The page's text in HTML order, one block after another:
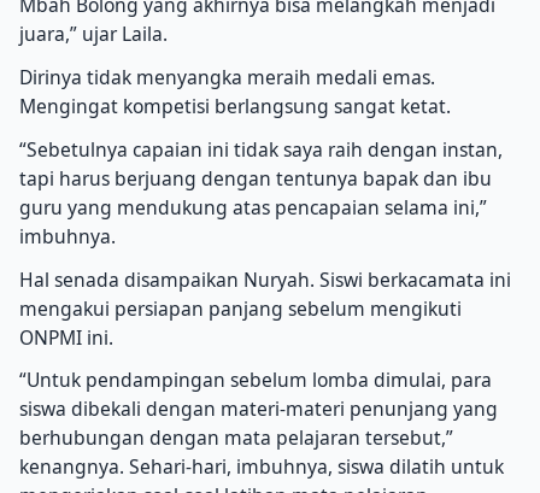
Mbah Bolong yang akhirnya bisa melangkah menjadi
juara,” ujar Laila.
Dirinya tidak menyangka meraih medali emas.
Mengingat kompetisi berlangsung sangat ketat.
“Sebetulnya capaian ini tidak saya raih dengan instan,
tapi harus berjuang dengan tentunya bapak dan ibu
guru yang mendukung atas pencapaian selama ini,”
imbuhnya.
Hal senada disampaikan Nuryah. Siswi berkacamata ini
mengakui persiapan panjang sebelum mengikuti
ONPMI ini.
“Untuk pendampingan sebelum lomba dimulai, para
siswa dibekali dengan materi-materi penunjang yang
berhubungan dengan mata pelajaran tersebut,”
kenangnya. Sehari-hari, imbuhnya, siswa dilatih untuk